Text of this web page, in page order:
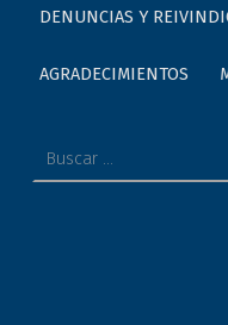
DENUNCIAS Y
AGRADECIMIENTOS